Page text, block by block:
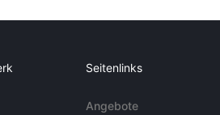
Seitenlinks
Angebote